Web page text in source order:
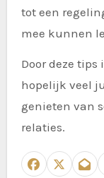
tot een
mee kunnen
Door deze
hopelijk veel
genieten van
relaties.